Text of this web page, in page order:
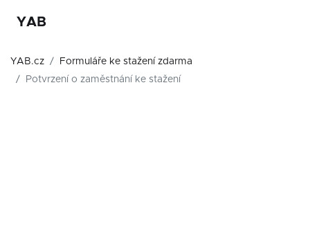
YAB
YAB.cz
Formuláře ke stažení zdarma
Potvrzení o zaměstnání ke stažení